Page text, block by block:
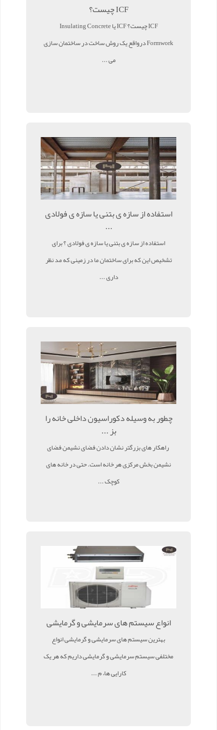
ICF چیست؟
ICF چیست؟ ICF یا Insulating Concrete
Formwork درواقع یک روش ساخت در ساختمان سازی
می ...
استفاده از سازه ی بتنی یا سازه ی فولادی
...
استفاده از سازه ی بتنی یا سازه ی فولادی ؟ برای
تشخیص این که برای ساختمان ما در زمینی که مد نظر
داری ...
چطور به وسیله دکوراسیون داخلی خانه را
بز ...
راهکار های بزرگتر نشان دادن فضای نشیمن فضای
نشیمن بخش مرکزی هر خانه است. حتی در خانه های
کوچک ...
انواع سیستم های سرمایشی و گرمایشی
بهترین سیستم های سرمایشی و گرمایشی انواع
مختلفی سیستم سرمایشی و گرمایشی داریم که هر یک
کارایی ها، م ...